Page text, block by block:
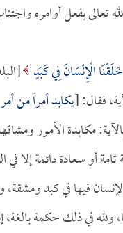
تعالى بفعل أوامره
الْإِنْسَانَ فِي كَبَدٍ
فقال: [يكابد أمراً من
مكابدة الأمور
أو سعادة دائمة إلا في
فيها في كبد ومشقة،
ولله في ذلك حكمة